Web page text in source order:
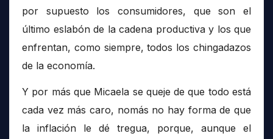
por supuesto los consumidores, que son el
último eslabón de la cadena productiva y los que
enfrentan, como siempre, todos los chingadazos
de la economía.
Y por más que Micaela se queje de que todo está
cada vez más caro, nomás no hay forma de que
la inflación le dé tregua, porque, aunque el